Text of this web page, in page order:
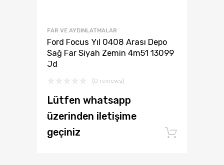
FAR VE AYDINLATMALAR
Ford Focus Yıl 0408 Arası Depo
Sağ Far Siyah Zemin 4m51 13099
Jd
(0 reviews)
Lütfen whatsapp
üzerinden iletişime
geçiniz